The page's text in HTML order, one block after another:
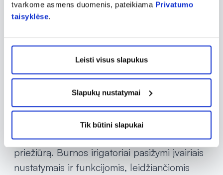
tvarkome asmens duomenis, pateikiama Privatumo
taisyklėse.
Leisti visus slapukus
Slapukų nustatymai
Tik būtini slapukai
procesą ir užtikrina, kad apnašos būtų
pašalintos net ir iš sudėtingų vietų.
Reguliarus burnos irigatoriaus naudojimas
gali padėti sumažinti dantenų uždegimo
rizikąir išvengti ėduonies, nes kruopščiai
pašalina bakterijas, kurios gali sukelti šias
problemas. Tai taip pat naudingas įrankis
tiems, kurie nori užtikrinti optimalią burnos
higieną ir papildyti savo kasdienę dantų
priežiūrą. Burnos irigatoriai pasižymi įvairiais
nustatymais ir funkcijomis, leidžiančiomis